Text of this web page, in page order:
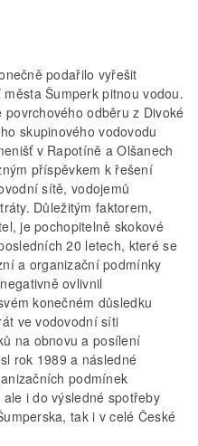
podařilo vyřešit
Šumperk pitnou vodou.
odběru z Divoké
skupinového vodovodu
v Rapotíně a Olšanech
příspěvkem k řešení
sítě, vodojemů
Důležitým faktorem,
je pochopitelně skokové
20 letech, které se
a organizační podmínky
ovlivnil
konečném důsledku
ve vodovodní síti
na obnovu a posílení
rok 1989 a následné
podmínek
i do výsledné spotřeby
tak i v celé České